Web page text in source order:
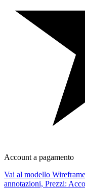
Account a pagamento
Vai al modello
annotazioni, Prezzi: